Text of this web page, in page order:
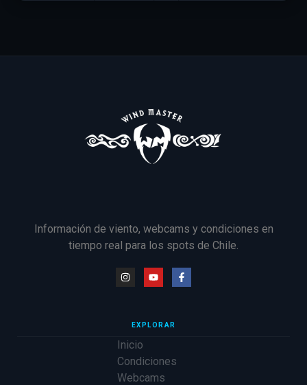
Información de viento, webcams y condiciones en
tiempo real para los spots de Chile.
EXPLORAR
Inicio
Condiciones
Webcams